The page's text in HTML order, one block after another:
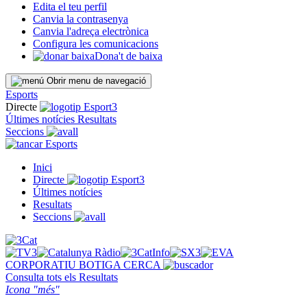
Edita el teu perfil
Canvia la contrasenya
Canvia l'adreça electrònica
Configura les comunicacions
Dona't de baixa
Obrir menu de navegació
Esports
Directe
Últimes notícies Resultats
Seccions
Esports
Inici
Directe
Últimes notícies
Resultats
Seccions
CORPORATIU BOTIGA CERCA
Consulta tots els Resultats
Icona "més"